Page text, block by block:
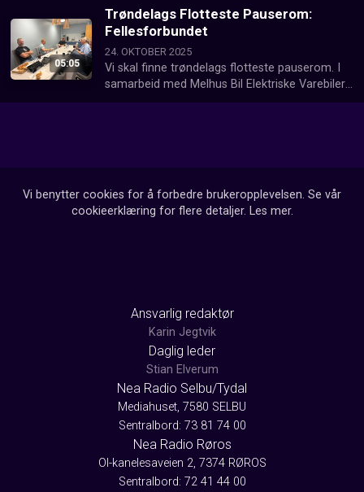
05:05
Trøndelags Flotteste Pauserom:
Fellesforbundet
24. OKTOBER 2025
Vi skal finne trøndelags flotteste pauserom. I
samarbeid med Melhus Bil Elektriske Varebiler
besøker vi hver fredag en ny arbeidsplass
Vi benytter cookies for å forbedre brukeropplevelsen. Se vår
cookieerklæring for flere detaljer. Les mer.
Ansvarlig redaktør
Karin Jegtvik
Daglig leder
Stian Elverum
Nea Radio Selbu/Tydal
Mediahuset, 7580 SELBU
Sentralbord: 73 81 74 00
Nea Radio Røros
Ol-kanelesaveien 2, 7374 RØROS
Sentralbord: 72 41 44 00